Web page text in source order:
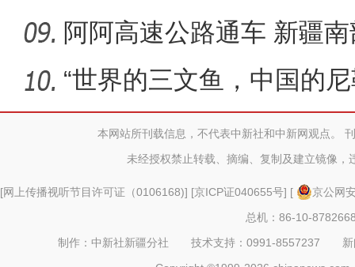
疆肾积水
阿阿高速公路通车 新疆
动脉
“世界的三文鱼，中国的
文鱼本网站所刊载信息，不代表中新社和中新网观点。
未经授权禁止转载、摘编、复制及建立镜像，
[网上传播视听节目许可证（0106168)] [京ICP证040655号] [
京公网
总机：86-10-
制作：中新社新疆分社 技术支持：0991-8557237